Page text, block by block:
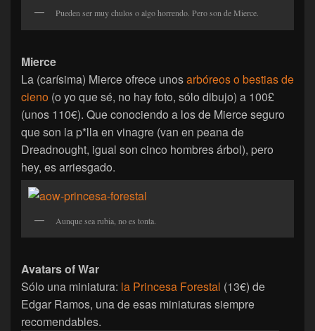
Pueden ser muy chulos o algo horrendo. Pero son de Mierce.
Mierce
La (carísima) Mierce ofrece unosarbóreos o bestias de
cieno (o yo que sé, no hay foto, sólo dibujo) a 100£
(unos 110€). Que conociendo a los de Mierce seguro
que son la p*lla en vinagre (van en peana de
Dreadnought, igual son cinco hombres árbol), pero
hey, es arriesgado.
Aunque sea rubia, no es tonta.
Avatars of War
Sólo una miniatura: la Princesa Forestal (13€) de
Edgar Ramos, una de esas miniaturas siempre
recomendables.